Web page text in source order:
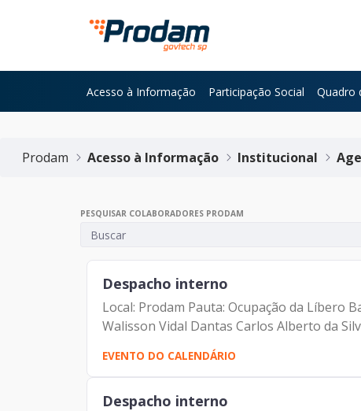
Pular para o Conteúdo principal
Acesso à Informação Participação Social Quadro
Prodam Acesso à Informação Institucional
PESQUISAR COLABORADORES PRODAM
Despacho interno
Local: Prodam Pauta: Ocupação da Líbero
Walisson Vidal Dantas Carlos Alberto da
EVENTO DO CALENDÁRIO
Despacho interno